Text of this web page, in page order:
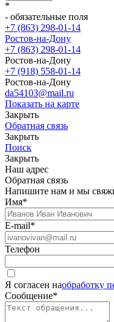
*
- обязательные поля
+7 (863) 298-01-14
Ростов-на-Дону
+7 (863) 298-01-14
Ростов-на-Дону
+7 (918) 558-01-14
Ростов-на-Дону
da54103@mail.ru
Показать на карте
Закрыть
Обратная связь
Закрыть
Поиск
Закрыть
Наш адрес
Обратная связь
Напишите нам и мы
Имя*
E-mail*
Телефон
Я согласен наобработку
Сообщение*